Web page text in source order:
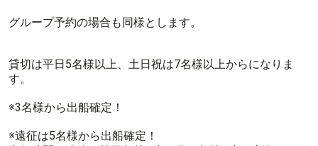
グループ予約の場合も同様とします。
貸切は平日5名様以上、土日祝は7名様以上からになりま
す。
※3名様から出船確定！
※遠征は5名様から出船確定！